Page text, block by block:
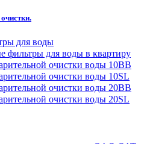
для воды
фильтры для воды в квартиру
очистки воды 10BB
очистки воды 10SL
очистки воды 20BB
очистки воды 20SL